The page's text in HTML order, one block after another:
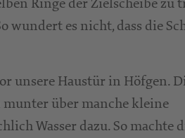
es nicht, dass die
unsere Haustür in Höfgen.
über manche kleine
Wasser dazu. So machte